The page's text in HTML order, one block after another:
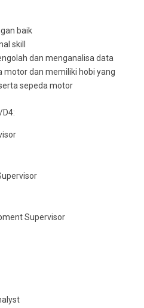
baik
skill
dan menganalisa data
motor dan memiliki hobi yang
sepeda motor
D4:
Supervisor